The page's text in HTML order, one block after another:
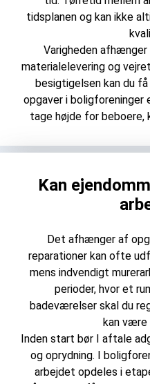
tidsplanen og kan ikke
Varigheden
materialelevering og
besigtigelsen kan du
opgaver i boligforeninger
tage højde for beboere,
Kan
Det afhænger af
reparationer kan ofte
mens indvendigt
perioder, hvor et
badeværelser skal du
kan
Inden start bør I aftale
og oprydning. I
arbejdet opdeles i